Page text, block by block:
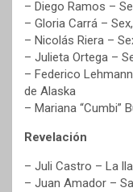
– Diego Ramos –
– Gloria Carrá –
– Nicolás Riera –
– Julieta Ortega –
– Federico
de Alaska
– Mariana “Cumbi”
Revelación
– Juli Castro – La
– Juan Amador –